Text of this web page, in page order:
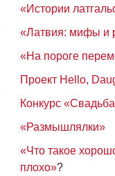
«Истории
«Латвия: мифы и
«На пороге
Проект Hello,
Конкурс
«Размышлялки»
«Что такое
плохо»?